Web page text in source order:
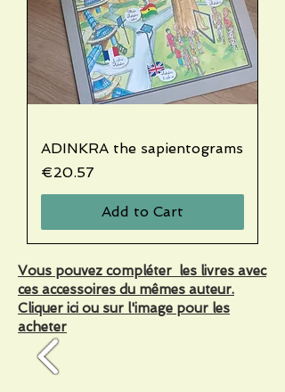
ADINKRA the sapientograms
Price
€20.57
Add to Cart
Vous pouvez compléter les livres avec
ces accessoires du mêmes auteur.
Cliquer ici ou sur l'image pour les
acheter